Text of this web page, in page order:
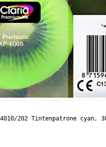
202 Tintenpatrone cyan,